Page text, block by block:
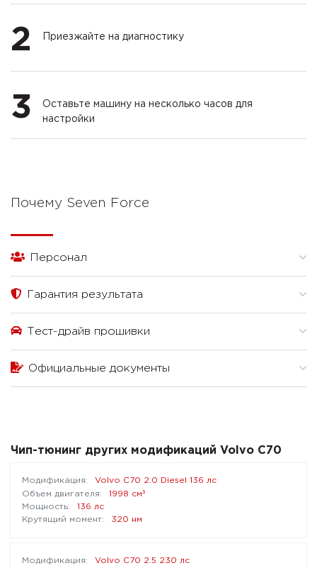
2 Приезжайте на диагностику
3
Оставьте машину на несколько часов для
настройки
Почему Seven Force
Персонал
Гарантия результата
Тест-драйв прошивки
Официальные документы
Чип-тюнинг других модификаций Volvo C70
Volvo C70 2.0 Diesel 136 лс
1998 см³
136 лс
320 нм
Volvo C70 2.5 230 лс